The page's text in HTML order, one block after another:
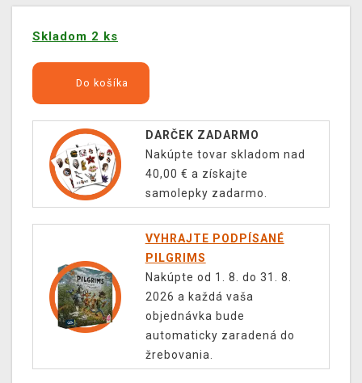
Skladom 2 ks
Do košíka
DARČEK ZADARMO
Nakúpte tovar skladom nad
40,00 € a získajte
samolepky zadarmo.
VYHRAJTE PODPÍSANÉ
PILGRIMS
Nakúpte od 1. 8. do 31. 8.
2026 a každá vaša
objednávka bude
automaticky zaradená do
žrebovania.